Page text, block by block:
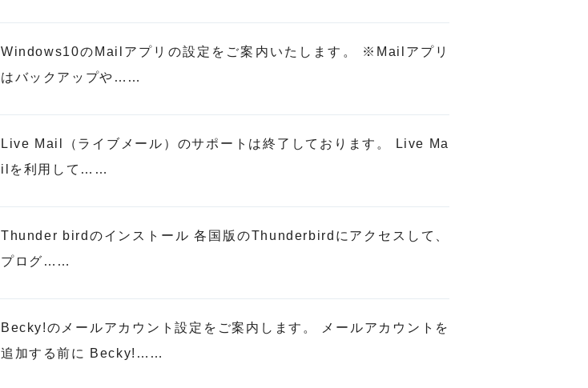
Windows10のMailアプリの設定をご案内いたします。 ※Mailアプリ
はバックアップや……
Live Mail（ライブメール）のサポートは終了しております。 Live Ma
ilを利用して……
Thunder birdのインストール 各国版のThunderbirdにアクセスして、
プログ……
Becky!のメールアカウント設定をご案内します。 メールアカウントを
追加する前に Becky!……